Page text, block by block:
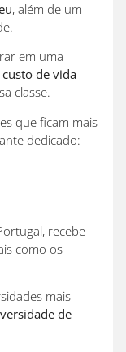
, além de um
em uma
custo de vida
classe.
que ficam mais
dedicado:
recebe
como os
mais
de